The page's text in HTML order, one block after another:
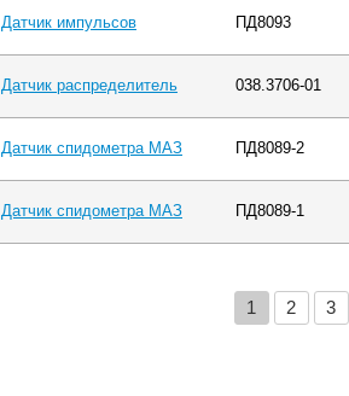
Датчик импульсов ПД8093
Датчик распределитель 038.3706-01
Датчик спидометра МАЗ ПД8089-2
Датчик спидометра МАЗ ПД8089-1
1 2 3